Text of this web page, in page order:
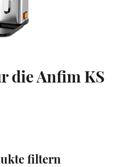
die Anfim KS
filtern